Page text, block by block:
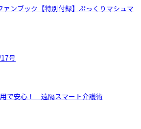
ァンブック【特別付録】ぷっくりマシュマ
号
で安心！ 遠隔スマート介護術